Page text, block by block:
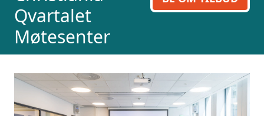
Qvartalet
Møtesenter
inn skjema og du vil raskt få svar, eller